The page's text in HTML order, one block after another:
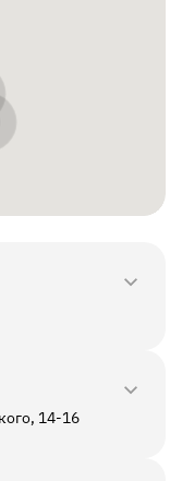
14-16